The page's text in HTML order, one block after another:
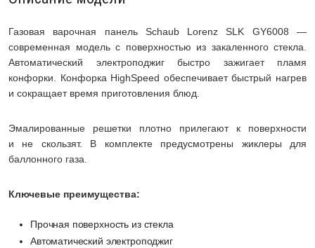
Газовая варочная панель Schaub Lorenz SLK GY6008 —
современная модель с поверхностью из закаленного стекла.
Автоматический электроподжиг быстро зажигает пламя
конфорки. Конфорка HighSpeed обеспечивает быстрый нагрев
и сокращает время приготовления блюд.
Эмалированные решетки плотно прилегают к поверхности
и не скользят. В комплекте предусмотрены жиклеры для
баллонного газа.
Ключевые преимущества:
Прочная поверхность из стекла
Автоматический электроподжиг